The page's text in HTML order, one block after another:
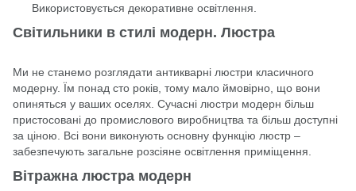
Використовується декоративне освітлення.
Світильники в стилі модерн. Люстра
Ми не станемо розглядати антикварні люстри класичного
модерну. Їм понад сто років, тому мало ймовірно, що вони
опиняться у ваших оселях. Сучасні люстри модерн більш
пристосовані до промислового виробництва та більш доступні
за ціною. Всі вони виконують основну функцію люстр –
забезпечують загальне розсіяне освітлення приміщення.
Вітражна люстра модерн